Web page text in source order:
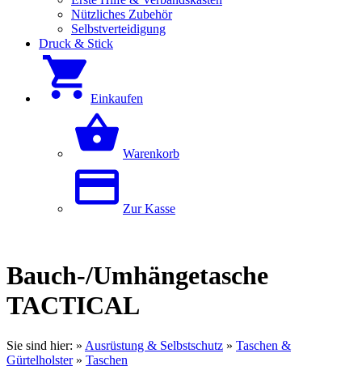
Nützliches Zubehör
Selbstverteidigung
Druck & Stick
Einkaufen
Warenkorb
Zur Kasse
Bauch-/Umhängetasche
TACTICAL
Sie sind hier: » Ausrüstung & Selbstschutz » Taschen &
Gürtelholster» Taschen